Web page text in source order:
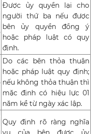
Được ủy quyền lại cho
người thứ ba nếu được
bên ủy quyền đồng ý
hoặc pháp luật có quy
định.
Do các bên thỏa thuận
hoặc pháp luật quy định;
nếu không thỏa thuận thì
mặc định có hiệu lực 01
năm kể từ ngày xác lập.
Quy định rõ ràng nghĩa